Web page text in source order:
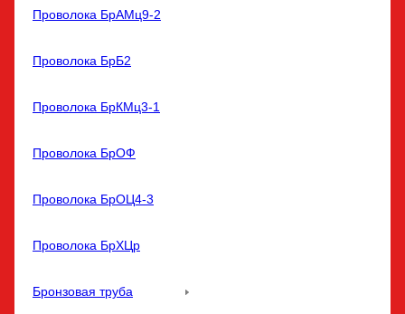
Проволока БрАМц9-2
Проволока БрБ2
Проволока БрКМц3-1
Проволока БрОФ
Проволока БрОЦ4-3
Проволока БрХЦр
Бронзовая труба